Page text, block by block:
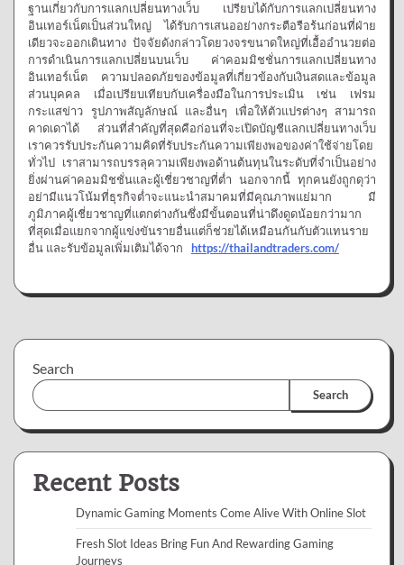
ฐานเกี่ยวกับการแลกเปลี่ยนทางเว็บ เปรียบได้กับการแลกเปลี่ยนทาง
อินเทอร์เน็ตเป็นส่วนใหญ่ ได้รับการเสนออย่างกระตือรือร้นก่อนที่ฝ่าย
เดียวจะออกเดินทาง ปัจจัยดังกล่าวโดยวงจรขนาดใหญ่ที่เอื้ออำนวยต่อ
การดำเนินการแลกเปลี่ยนบนเว็บ ค่าคอมมิชชั่นการแลกเปลี่ยนทาง
อินเทอร์เน็ต ความปลอดภัยของข้อมูลที่เกี่ยวข้องกับเงินสดและข้อมูล
ส่วนบุคคล เมื่อเปรียบเทียบกับเครื่องมือในการประเมิน เช่น เฟรม
กระแสข่าว รูปภาพสัญลักษณ์ และอื่นๆ เพื่อให้ตัวแปรต่างๆ สามารถ
คาดเดาได้ ส่วนที่สำคัญที่สุดคือก่อนที่จะเปิดบัญชีแลกเปลี่ยนทางเว็บ
เราควรรับประกันความคิดที่รับประกันความเพียงพอของค่าใช้จ่ายโดย
ทั่วไป เราสามารถบรรลุความเพียงพอด้านต้นทุนในระดับที่จำเป็นอย่าง
ยิ่งผ่านค่าคอมมิชชั่นและผู้เชี่ยวชาญที่ต่ำ นอกจากนี้ ทุกคนยังถูกดุว่า
อย่ามีแนวโน้มที่ธุรกิจต่ำจะแนะนำสมาคมที่มีคุณภาพแย่มาก มี
ภูมิภาคผู้เชี่ยวชาญที่แตกต่างกันซึ่งมีขั้นตอนที่น่าดึงดูดน้อยกว่ามาก
ที่สุดเมื่อแยกจากผู้แข่งขันรายอื่นแต่ก็ช่วยได้เหมือนกันกับตัวแทนราย
อื่น และรับข้อมูลเพิ่มเติมได้จาก https://thailandtraders.com/
Search
Search
Recent Posts
Dynamic Gaming Moments Come Alive With Online Slot
Fresh Slot Ideas Bring Fun And Rewarding Gaming
Journeys